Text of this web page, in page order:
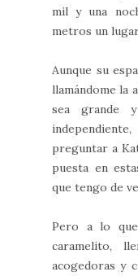
mil y una
metros un
Aunque su
llamándome la
sea grande
preguntar a
puesta en
que tengo de
Pero a lo
caramelito,
acogedoras y